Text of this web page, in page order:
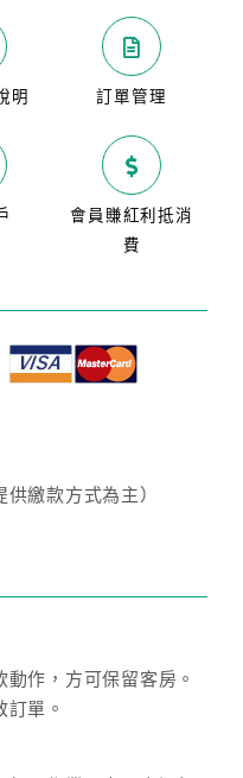
明 訂單管理
會員賺紅利抵消
費
供繳款方式為主）
作，方可保留客房。
單。